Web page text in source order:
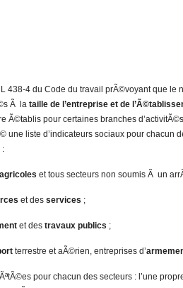
438-4 du Code du travail prÃ©voyant que le
Ã la taille de l’entreprise et de
Ã©tablis pour certaines branches
une liste d’indicateurs sociaux pour chacun
:
et tous secteurs non soumis Ã un
et des services ;
et des travaux publics ;
terrestre et aÃ©rien, entreprises d’
pour chacun des secteurs : l’une